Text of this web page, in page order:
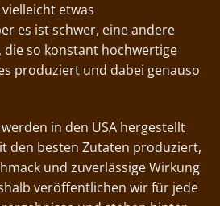
etwas
es ist schwer, eine andere
die so konstant hochwertige
produziert und dabei genauso
in den USA hergestellt
den besten Zutaten produziert,
und zuverlässige Wirkung
veröffentlichen wir für jede